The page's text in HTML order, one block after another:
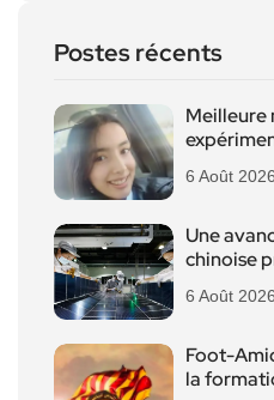
Postes récents
Meilleure
6 Août 2026
Une
chinoise
6 Août 2026
Foot-
la